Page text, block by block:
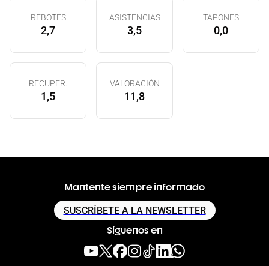
REBOTES
2,7
ASISTENCIAS
3,5
TAPONES
0,0
RECUPER.
1,5
VALORACIÓN
11,8
Mantente siempre informado
SUSCRÍBETE A LA NEWSLETTER
Síguenos en